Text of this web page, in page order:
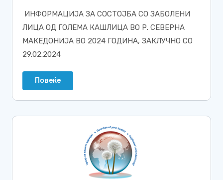
ИНФОРМАЦИЈА ЗА СОСТОЈБА СО ЗАБОЛЕНИ
ЛИЦА ОД ГОЛЕМА КАШЛИЦА ВО Р. СЕВЕРНА
МАКЕДОНИЈА ВО 2024 ГОДИНА, ЗАКЛУЧНО СО
29.02.2024
Повеќе